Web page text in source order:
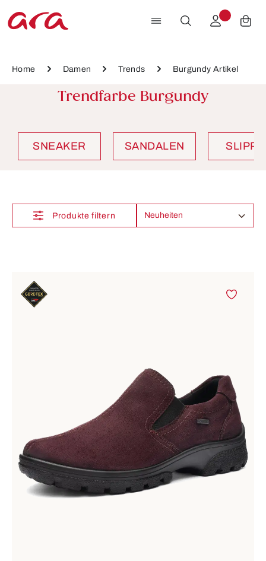
Zum Hauptinhalt springen
Home Damen Trends Burgundy Artikel
Trendfarbe Burgundy
SNEAKER SANDALEN
Produkte filtern